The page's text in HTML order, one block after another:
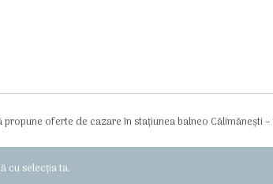
oferte de cazare în stațiunea balneo Călimănești –
cu selecția ta.